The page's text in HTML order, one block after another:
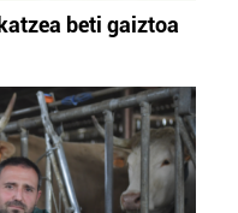
beti gaiztoa